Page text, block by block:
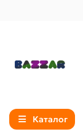
Каталог